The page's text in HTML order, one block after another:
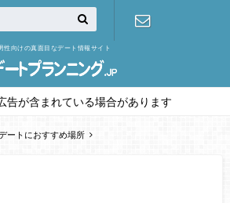
性向けの真面目なデート情報サイト
せフォーム
告が含まれている場合があります
ートにおすすめ場所